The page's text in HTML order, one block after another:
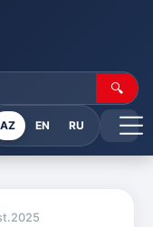
🔍
AZ EN RU